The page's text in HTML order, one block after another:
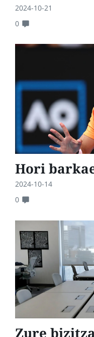
2024-10-21
0
Hori
2024-10-14
0
Zure